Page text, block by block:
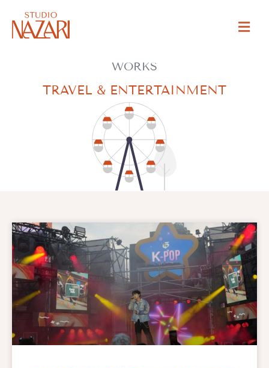
WORKS
TRAVEL & ENTERTAINMENT